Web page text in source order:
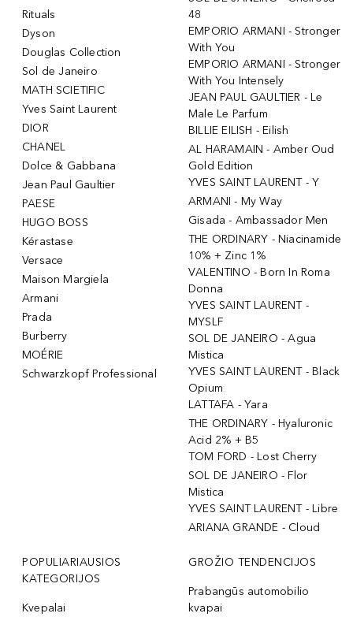
Rituals
Dyson
Douglas Collection
Sol de Janeiro
MATH SCIETIFIC
Yves Saint Laurent
DIOR
CHANEL
Dolce & Gabbana
Jean Paul Gaultier
PAESE
HUGO BOSS
Kérastase
Versace
Maison Margiela
Armani
Prada
Burberry
MOÉRIE
Schwarzkopf Professional
48
EMPORIO ARMANI - Stronger
With You
EMPORIO ARMANI - Stronger
With You Intensely
JEAN PAUL GAULTIER - Le
Male Le Parfum
BILLIE EILISH - Eilish
AL HARAMAIN - Amber Oud
Gold Edition
YVES SAINT LAURENT - Y
ARMANI - My Way
Gisada - Ambassador Men
THE ORDINARY - Niacinamide
10% + Zinc 1%
VALENTINO - Born In Roma
Donna
YVES SAINT LAURENT -
MYSLF
SOL DE JANEIRO - Agua
Mistica
YVES SAINT LAURENT - Black
Opium
LATTAFA - Yara
THE ORDINARY - Hyaluronic
Acid 2% + B5
TOM FORD - Lost Cherry
SOL DE JANEIRO - Flor
Mistica
YVES SAINT LAURENT - Libre
ARIANA GRANDE - Cloud
POPULIARIAUSIOS
KATEGORIJOS
Kvepalai
GROŽIO TENDENCIJOS
Prabangūs automobilio
kvapai